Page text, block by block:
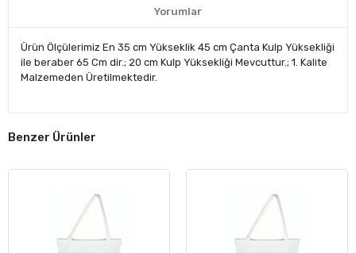
Yorumlar
Ürün Ölçülerimiz En 35 cm Yükseklik 45 cm Çanta Kulp Yüksekliği
ile beraber 65 Cm dir.; 20 cm Kulp Yüksekliği Mevcuttur.; 1. Kalite
Malzemeden Üretilmektedir.
Benzer Ürünler